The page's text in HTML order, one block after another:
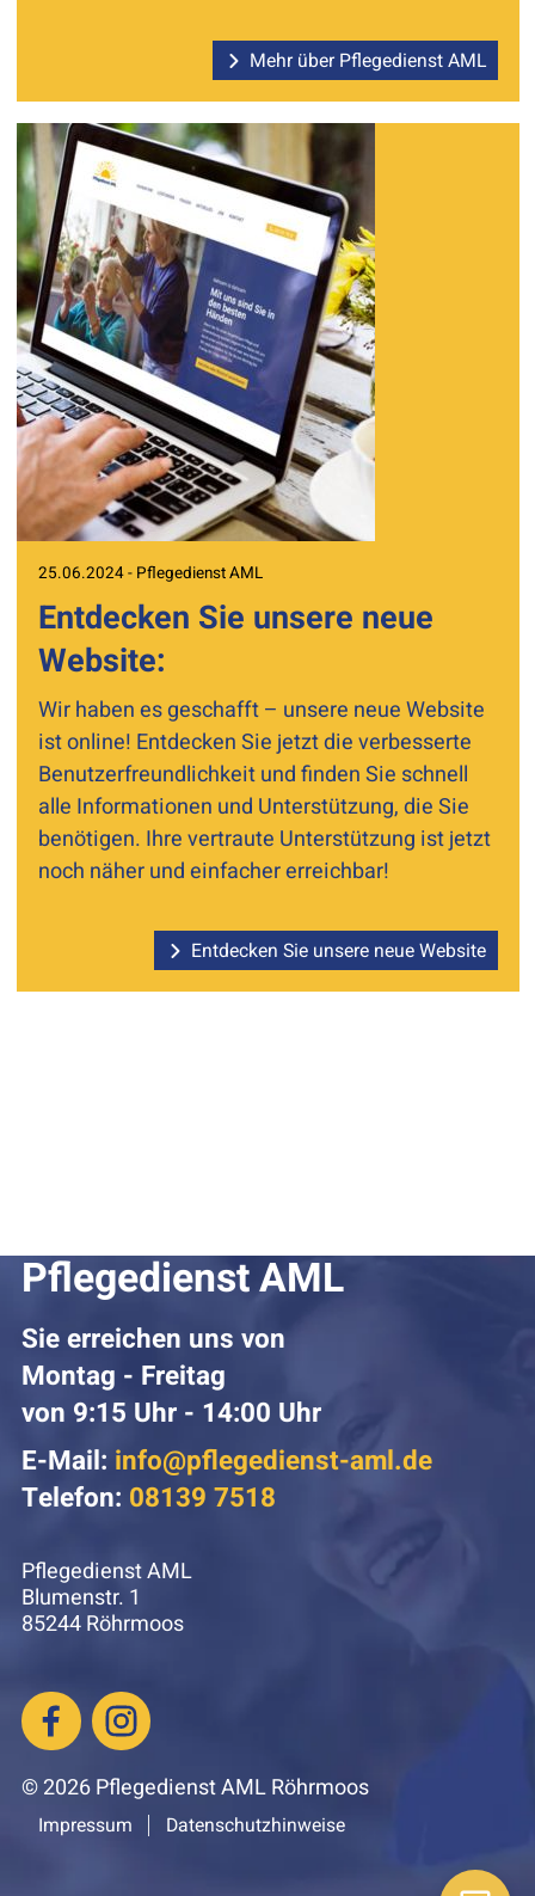
Mehr über Pflegedienst AML
25.06.2024 - Pflegedienst AML
Entdecken Sie unsere neue
Website:
Wir haben es geschafft – unsere neue Website
ist online! Entdecken Sie jetzt die verbesserte
Benutzerfreundlichkeit und finden Sie schnell
alle Informationen und Unterstützung, die Sie
benötigen. Ihre vertraute Unterstützung ist jetzt
noch näher und einfacher erreichbar!
Entdecken Sie unsere neue Website
Pflegedienst AML
Sie erreichen uns von
Montag - Freitag
von 9:15 Uhr - 14:00 Uhr
E-Mail: info@pflegedienst-aml.de
Telefon: 08139 7518
Pflegedienst AML
Blumenstr. 1
85244 Röhrmoos
© 2026 Pflegedienst AML Röhrmoos
Impressum Datenschutzhinweise